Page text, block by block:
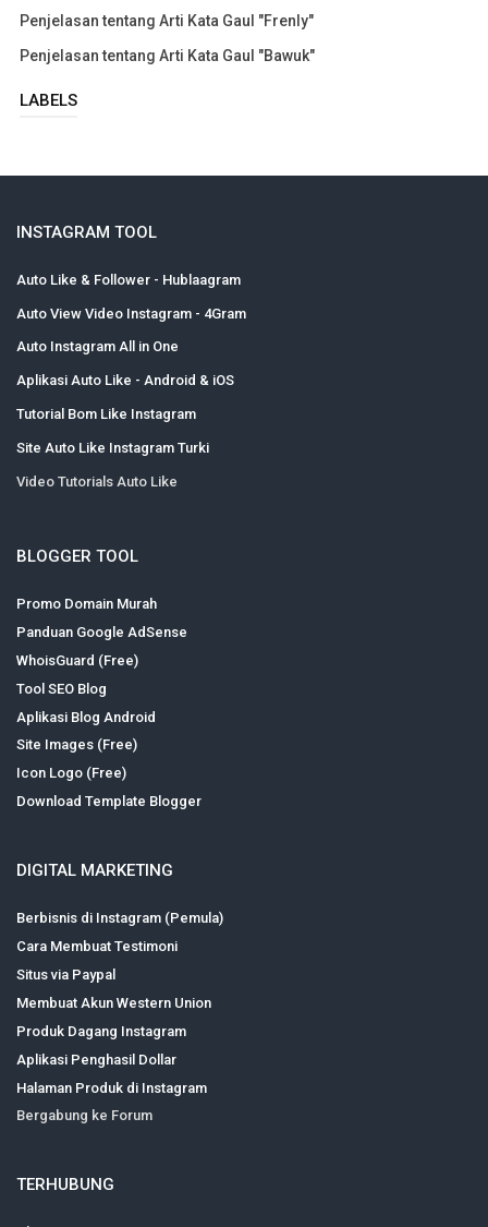
Penjelasan tentang Arti Kata Gaul "Frenly"
Penjelasan tentang Arti Kata Gaul "Bawuk"
LABELS
INSTAGRAM TOOL
Auto Like & Follower - Hublaagram
Auto View Video Instagram - 4Gram
Auto Instagram All in One
Aplikasi Auto Like - Android & iOS
Tutorial Bom Like Instagram
Site Auto Like Instagram Turki
Video Tutorials Auto Like
BLOGGER TOOL
Promo Domain Murah
Panduan Google AdSense
WhoisGuard (Free)
Tool SEO Blog
Aplikasi Blog Android
Site Images (Free)
Icon Logo (Free)
Download Template Blogger
DIGITAL MARKETING
Berbisnis di Instagram (Pemula)
Cara Membuat Testimoni
Situs via Paypal
Membuat Akun Western Union
Produk Dagang Instagram
Aplikasi Penghasil Dollar
Halaman Produk di Instagram
Bergabung ke Forum
TERHUBUNG